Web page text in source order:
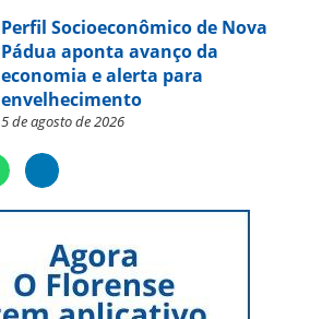
Perfil Socioeconômico de Nova
Pádua aponta avanço da
economia e alerta para
envelhecimento
5 de agosto de 2026